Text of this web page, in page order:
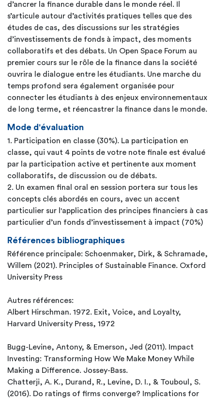
d’ancrer la finance durable dans le monde réel. Il
s’articule autour d’activités pratiques telles que des
études de cas, des discussions sur les stratégies
d’investissements de fonds à impact, des moments
collaboratifs et des débats. Un Open Space Forum au
premier cours sur le rôle de la finance dans la société
ouvrira le dialogue entre les étudiants. Une marche du
temps profond sera également organisée pour
connecter les étudiants à des enjeux environnementaux
de long terme, et réencastrer la finance dans le monde.
Mode d'évaluation
1. Participation en classe (30%). La participation en
classe, qui vaut 4 points de votre note finale est évalué
par la participation active et pertinente aux moment
collaboratifs, de discussion ou de débats.
2. Un examen final oral en session portera sur tous les
concepts clés abordés en cours, avec un accent
particulier sur l'application des principes financiers à cas
particulier d’un fonds d’investissement à impact (70%)
Références bibliographiques
Référence principale: Schoenmaker, Dirk, & Schramade,
Willem (2021). Principles of Sustainable Finance. Oxford
University Press
Autres références:
Albert Hirschman. 1972. Exit, Voice, and Loyalty,
Harvard University Press, 1972
Bugg-Levine, Antony, & Emerson, Jed (2011). Impact
Investing: Transforming How We Make Money While
Making a Difference. Jossey-Bass.
Chatterji, A. K., Durand, R., Levine, D. I., & Touboul, S.
(2016). Do ratings of firms converge? Implications for